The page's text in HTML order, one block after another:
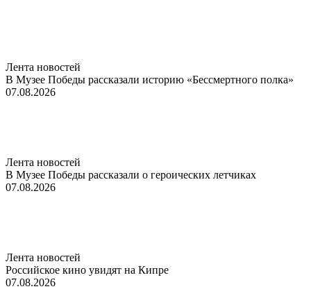
Лента новостей
В Музее Победы рассказали историю «Бессмертного полка»
07.08.2026
Лента новостей
В Музее Победы рассказали о героических летчиках
07.08.2026
Лента новостей
Российское кино увидят на Кипре
07.08.2026